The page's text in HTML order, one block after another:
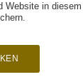
Website in